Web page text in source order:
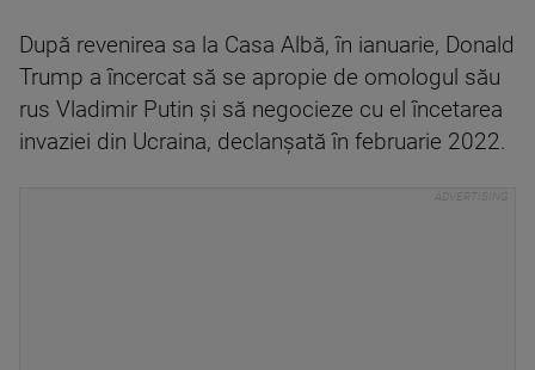
După revenirea sa la Casa Albă, în ianuarie, Donald
Trump a încercat să se apropie de omologul său
rus Vladimir Putin şi să negocieze cu el încetarea
invaziei din Ucraina, declanşată în februarie 2022.